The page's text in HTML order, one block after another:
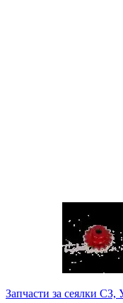
Запчасти за сеялки